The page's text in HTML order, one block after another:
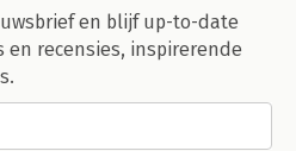
en blijf up-to-date
recensies, inspirerende